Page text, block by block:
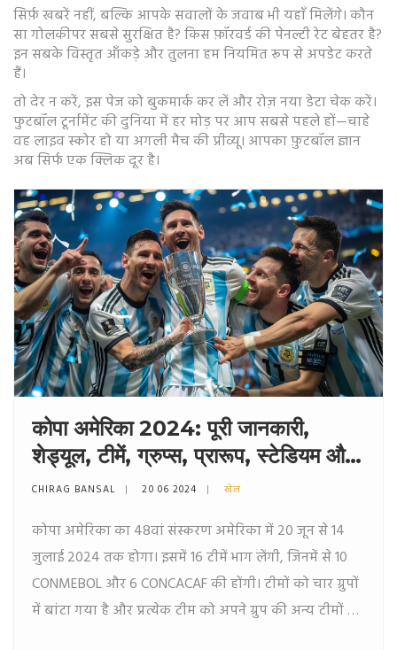
सिर्फ़ खबरें नहीं, बल्कि आपके सवालों के जवाब भी यहाँ मिलेंगे। कौन
सा गोलकीपर सबसे सुरक्षित है? किस फ़ॉरवर्ड की पेनल्टी रेट बेहतर है?
इन सबके विस्तृत आँकड़े और तुलना हम नियमित रूप से अपडेट करते
हैं।
तो देर न करें, इस पेज को बुकमार्क कर लें और रोज़ नया डेटा चेक करें।
फुटबॉल टूर्नामेंट की दुनिया में हर मोड़ पर आप सबसे पहले हों—चाहे
वह लाइव स्कोर हो या अगली मैच की प्रीव्यू। आपका फ़ुटबॉल ज्ञान
अब सिर्फ एक क्लिक दूर है।
कोपा अमेरिका 2024: पूरी जानकारी,
शेड्यूल, टीमें, ग्रुप्स, प्रारूप, स्टेडियम और
लाइव स्ट्रीमिंग डिटेल्स
CHIRAG BANSAL 20 06 2024 खेल
कोपा अमेरिका का 48वां संस्करण अमेरिका में 20 जून से 14
जुलाई 2024 तक होगा। इसमें 16 टीमें भाग लेंगी, जिनमें से 10
CONMEBOL और 6 CONCACAF की होंगी। टीमों को चार ग्रुपों
में बांटा गया है और प्रत्येक टीम को अपने ग्रुप की अन्य टीमों से